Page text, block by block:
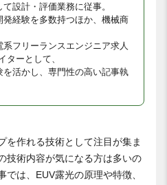
設計・評価業務に従事。
発経験を多数持つほか、機械商
フリーランスエンジニア求人
ターとして、
活かし、専門性の高い記事執
を作れる技術として注目が集ま
技術内容が気になる方は多いの
は、EUV露光の原理や特徴、